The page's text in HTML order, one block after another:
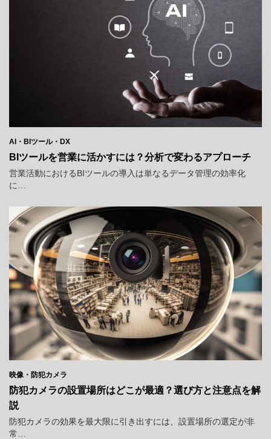
AI・BIツール・DX
BIツールを営業に活かすには？分析で変わるアプローチ
営業活動におけるBIツールの導入は単なるデータ管理の効率化
に…
映像・防犯カメラ
防犯カメラの設置場所はどこが最適？選び方と注意点を解
説
防犯カメラの効果を最大限に引き出すには、設置場所の選定が非
常…